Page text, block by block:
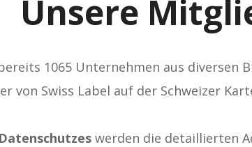
Unsere
1065 Unternehmen aus diversen
von Swiss Label auf der Schweizer
werden die detaillierten